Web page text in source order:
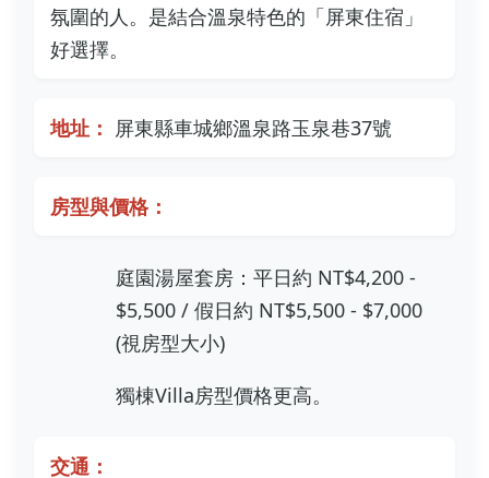
氛圍的人。是結合溫泉特色的「屏東住宿」
好選擇。
地址： 屏東縣車城鄉溫泉路玉泉巷37號
房型與價格：
庭園湯屋套房：平日約 NT$4,200 -
$5,500 / 假日約 NT$5,500 - $7,000
(視房型大小)
獨棟Villa房型價格更高。
交通：